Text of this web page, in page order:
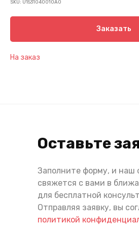
SKU: U1531040010A0
Заказать
На заказ
Оставьте
Заполните форму, и наш
свяжется с вами в
для бесплатной
Отправляя заявку, вы
политикой